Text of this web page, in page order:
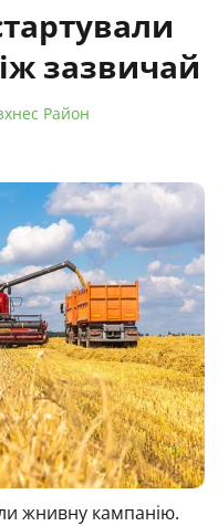
зазвичай
Район
жнивну кампанію.